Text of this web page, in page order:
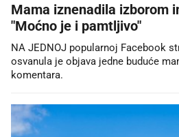
Mama iznenadila izborom
"Moćno je i pamtljivo"
NA JEDNOJ popularnoj Facebook
osvanula je objava jedne buduće
komentara.